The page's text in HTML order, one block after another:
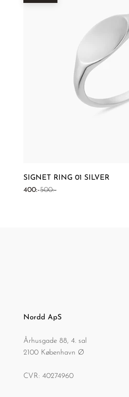
SIGNET RING 01 SILVER
REA-pris
400:-Pris
500:-
Nordd ApS
Århusgade 88, 4. sal
2100 København Ø
CVR: 40274960